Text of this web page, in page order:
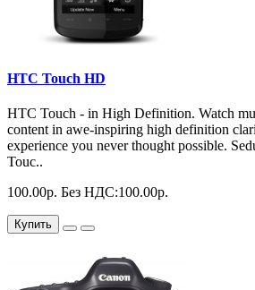
HTC Touch HD
HTC Touch - in High Definition. Watch
content in awe-inspiring high definition
experience you never thought possible.
Touc..
100.00р. Без НДС:100.00р.
Купить